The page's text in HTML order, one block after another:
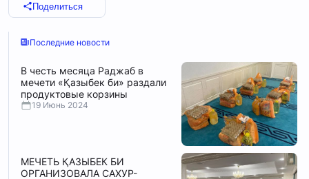
Поделиться
Последние новости
В честь месяца Раджаб в
мечети «Қазыбек би» раздали
продуктовые корзины
19 Июнь 2024
МЕЧЕТЬ ҚАЗЫБЕК БИ
ОРГАНИЗОВАЛА САХУР-